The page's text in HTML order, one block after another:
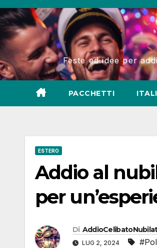
Salta
al
contenuto
Feste ed idee per
PACCHETTI
ESTERO
Addio al
per
Di
LUG 2, 2024